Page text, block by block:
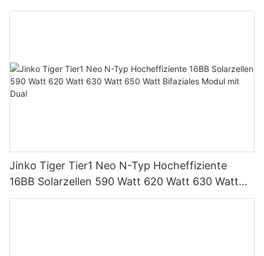
unterstützt Parallelschaltung von bis zu 9
Jinko Tiger Tier1 Neo N-Typ Hocheffiziente
16BB Solarzellen 590 Watt 620 Watt 630 Watt
650 Watt Bifaziales Modul mit Dual